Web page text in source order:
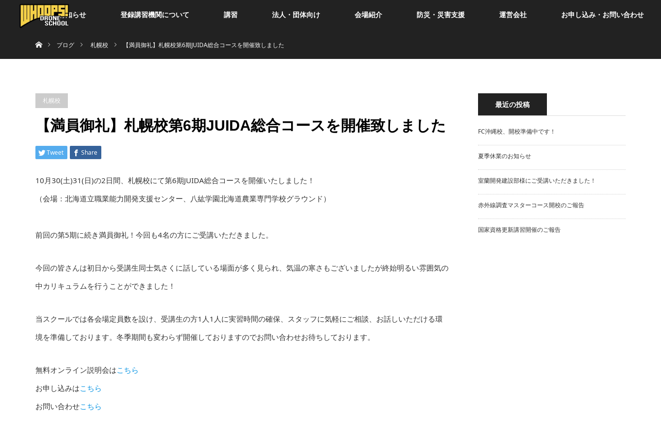
お知らせ 登録講習機関について 講習 法人・団体向け 会場紹介 防災・災害支援 運営会社 お申し込み・お問い合わせ
ブログ
札幌校 【満員御礼】札幌校第6期JUIDA総合コースを開催致しました
札幌校
【満員御礼】札幌校第6期JUIDA総合コースを開催致しました
Tweet Share
10月30(土)31(日)の2日間、札幌校にて第6期JUIDA総合コースを開催いたしました！
（会場：北海道立職業能力開発支援センター、八紘学園北海道農業専門学校グラウンド）
前回の第5期に続き満員御礼！今回も4名の方にご受講いただきました。
今回の皆さんは初日から受講生同士気さくに話している場面が多く見られ、気温の寒さもございましたが終始明るい雰囲気の
中カリキュラムを行うことができました！
当スクールでは各会場定員数を設け、受講生の方1人1人に実習時間の確保、スタッフに気軽にご相談、お話しいただける環
境を準備しております。冬季期間も変わらず開催しておりますのでお問い合わせお待ちしております。
無料オンライン説明会はこちら
お申し込みはこちら
お問い合わせこちら
最近の投稿
FC沖縄校、開校準備中です！
夏季休業のお知らせ
室蘭開発建設部様にご受講いただきました！
赤外線調査マスターコース開校のご報告
国家資格更新講習開催のご報告